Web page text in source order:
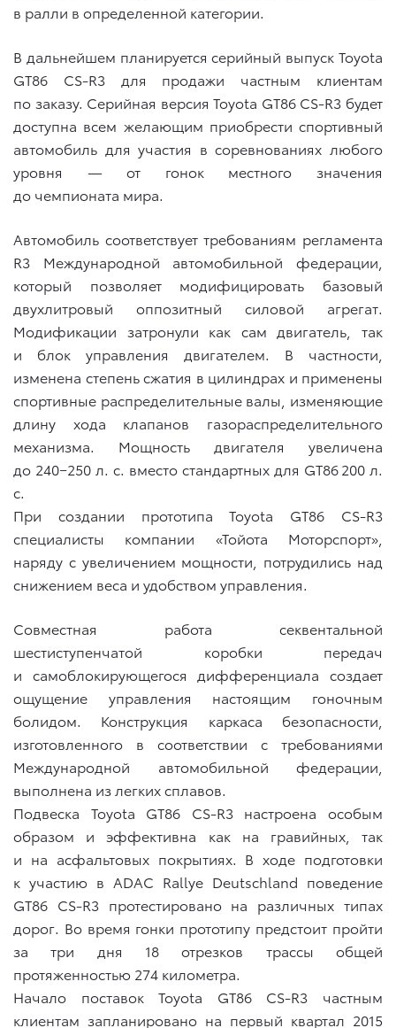
в ралли в определенной категории.
В дальнейшем планируется серийный выпуск Toyota
GT86 CS-R3 для продажи частным клиентам
по заказу. Серийная версия Toyota GT86 CS-R3 будет
доступна всем желающим приобрести спортивный
автомобиль для участия в соревнованиях любого
уровня — от гонок местного значения
до чемпионата мира.
Автомобиль соответствует требованиям регламента
R3 Международной автомобильной федерации,
который позволяет модифицировать базовый
двухлитровый оппозитный силовой агрегат.
Модификации затронули как сам двигатель, так
и блок управления двигателем. В частности,
изменена степень сжатия в цилиндрах и применены
спортивные распределительные валы, изменяющие
длину хода клапанов газораспределительного
механизма. Мощность двигателя увеличена
до 240−250 л. с. вместо стандартных для GT86 200 л.
с.
При создании прототипа Toyota GT86 CS-R3
специалисты компании «Тойота Моторспорт»,
наряду с увеличением мощности, потрудились над
снижением веса и удобством управления.
Совместная работа секвентальной
шестиступенчатой коробки передач
и самоблокирующегося дифференциала создает
ощущение управления настоящим гоночным
болидом. Конструкция каркаса безопасности,
изготовленного в соответствии с требованиями
Международной автомобильной федерации,
выполнена из легких сплавов.
Подвеска Toyota GT86 CS-R3 настроена особым
образом и эффективна как на гравийных, так
и на асфальтовых покрытиях. В ходе подготовки
к участию в ADAC Rallye Deutschland поведение
GT86 CS-R3 протестировано на различных типах
дорог. Во время гонки прототипу предстоит пройти
за три дня 18 отрезков трассы общей
протяженностью 274 километра.
Начало поставок Toyota GT86 CS-R3 частным
клиентам запланировано на первый квартал 2015